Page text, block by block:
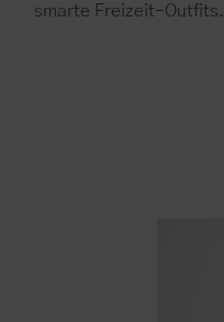
smarte Freizeit-Outfits.